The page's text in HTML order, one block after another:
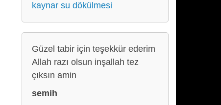
kaynar su dökülmesi
Güzel tabir için teşekkür ederim
Allah razı olsun inşallah tez
çıksın amin
semih